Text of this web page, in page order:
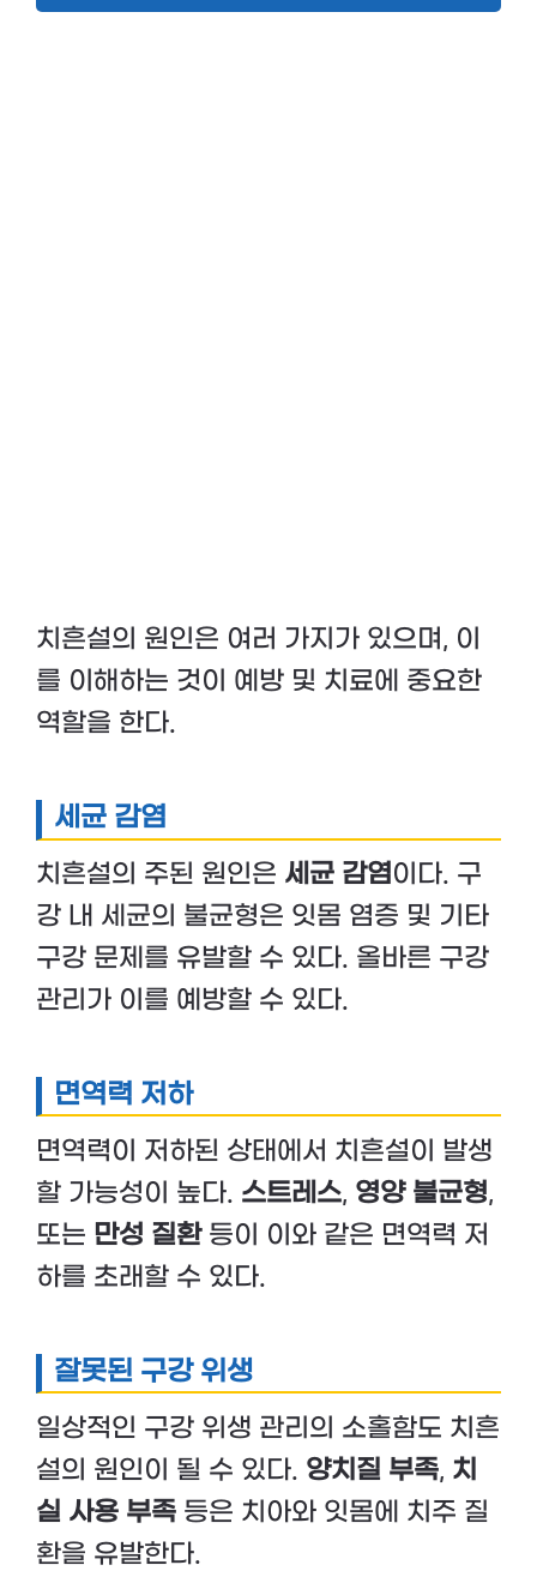
치흔설의 원인은 여러 가지가 있으며, 이
를 이해하는 것이 예방 및 치료에 중요한
역할을 한다.
세균 감염
치흔설의 주된 원인은 세균 감염이다. 구
강 내 세균의 불균형은 잇몸 염증 및 기타
구강 문제를 유발할 수 있다. 올바른 구강
관리가 이를 예방할 수 있다.
면역력 저하
면역력이 저하된 상태에서 치흔설이 발생
할 가능성이 높다. 스트레스, 영양 불균형,
또는 만성 질환등이 이와 같은 면역력 저
하를 초래할 수 있다.
잘못된 구강 위생
일상적인 구강 위생 관리의 소홀함도 치흔
설의 원인이 될 수 있다. 양치질 부족, 치
실 사용 부족 등은 치아와 잇몸에 치주 질
환을 유발한다.